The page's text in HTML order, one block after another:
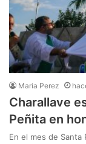
Maria Perez
Charallave
Peñita en
En el mes de Santa